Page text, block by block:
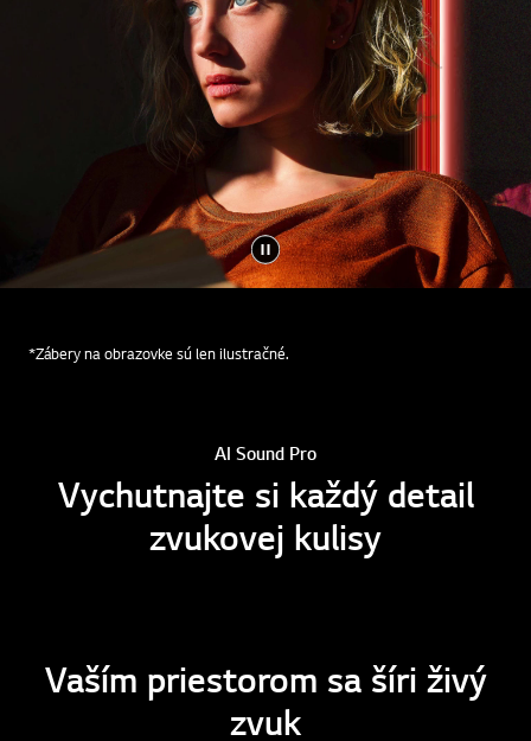
AI Sound Pro
Vychutnajte si každý detail
Vaším priestorom sa šíri živý